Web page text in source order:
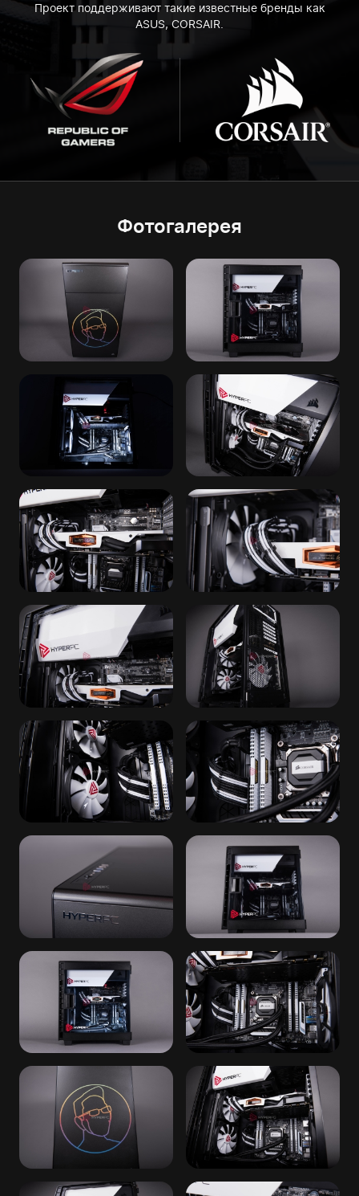
Проект поддерживают такие известные бренды как
ASUS, CORSAIR.
Фотогалерея